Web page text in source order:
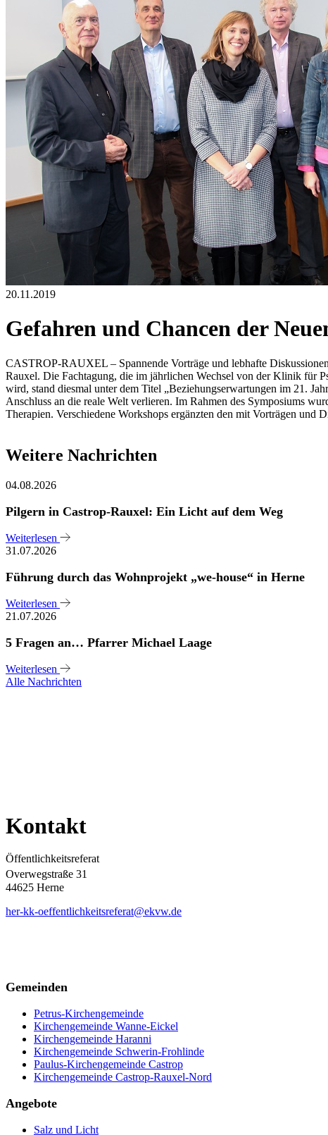
20.11.2019
Gefahren und Chancen der
CASTROP-RAUXEL – Spannende Vorträge und lebhafte
Rauxel. Die Fachtagung, die im jährlichen Wechsel von der Klinik für
wird, stand diesmal unter dem Titel „Beziehungserwartungen im 21.
Anschluss an die reale Welt verlieren. Im Rahmen des Symposiums
Therapien. Verschiedene Workshops ergänzten den mit Vorträgen und
Weitere Nachrichten
04.08.2026
Pilgern in Castrop-Rauxel: Ein Licht auf dem Weg
Weiterlesen
31.07.2026
Führung durch das Wohnprojekt „we-house“ in Herne
Weiterlesen
21.07.2026
5 Fragen an… Pfarrer Michael Laage
Weiterlesen
Alle Nachrichten
Kontakt
Öffentlichkeitsreferat
Overwegstraße 31
44625 Herne
her-kk-oeffentlichkeitsreferat@ekvw.de
Gemeinden
Petrus-Kirchengemeinde
Kirchengemeinde Wanne-Eickel
Kirchengemeinde Haranni
Kirchengemeinde Schwerin-Frohlinde
Paulus-Kirchengemeinde Castrop
Kirchengemeinde Castrop-Rauxel-Nord
Angebote
Salz und Licht